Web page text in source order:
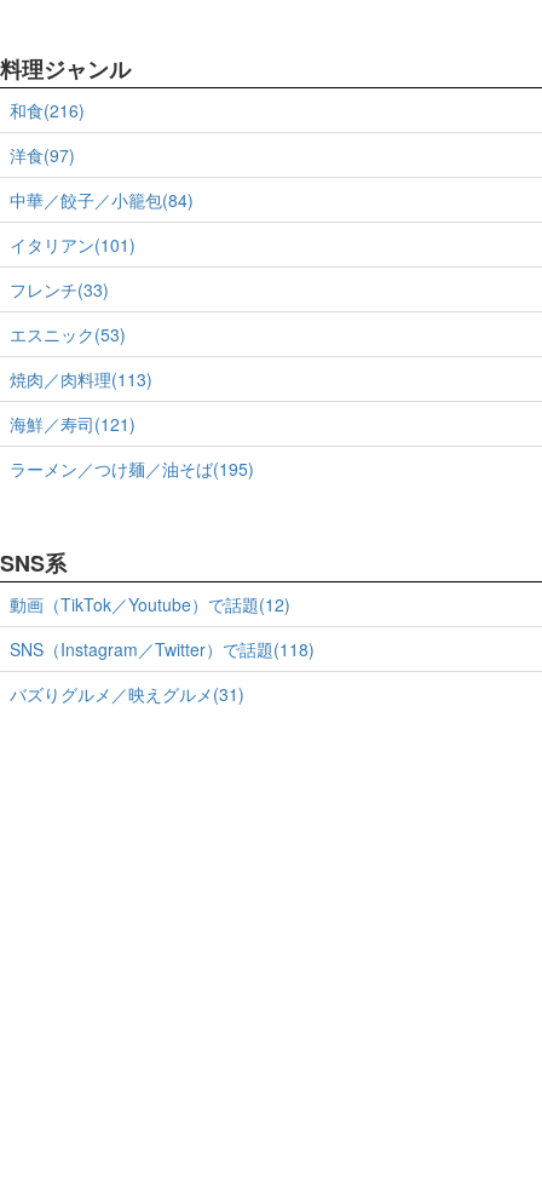
料理ジャンル
和食(216)
洋食(97)
中華／餃子／小籠包(84)
イタリアン(101)
フレンチ(33)
エスニック(53)
焼肉／肉料理(113)
海鮮／寿司(121)
ラーメン／つけ麺／油そば(195)
SNS系
動画（TikTok／Youtube）で話題(12)
SNS（Instagram／Twitter）で話題(118)
バズりグルメ／映えグルメ(31)